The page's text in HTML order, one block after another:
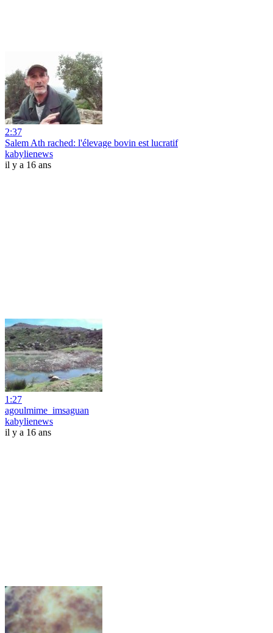
2:37
Salem Ath rached: l'élevage bovin est lucratif
kabylienews
il y a 16 ans
1:27
agoulmime_imsaguan
kabylienews
il y a 16 ans